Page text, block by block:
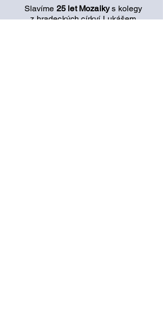
Slavíme 25 let Mozaikys kolegy
z hradeckých církví Lukášem